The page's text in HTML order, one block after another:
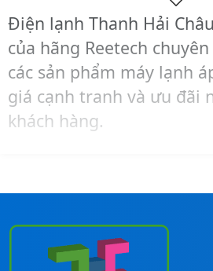
Điện lạnh Thanh Hải
của hãng Reetech
các sản phẩm máy lạnh
giá cạnh tranh và ưu đãi
khách hàng.
trình nhanh nhất!